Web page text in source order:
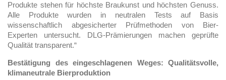
Produkte stehen für höchste Braukunst und höchsten Genuss.
Alle Produkte wurden in neutralen Tests auf Basis
wissenschaftlich abgesicherter Prüfmethoden von Bier-
Experten untersucht. DLG-Prämierungen machen geprüfte
Qualität transparent.“
Bestätigung des eingeschlagenen Weges: Qualitätsvolle,
klimaneutrale Bierproduktion